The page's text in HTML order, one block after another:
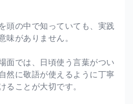
頭の中で知っていても、実践
味がありません。
面では、日頃使う言葉がつい
然に敬語が使えるように丁寧
ることが大切です。